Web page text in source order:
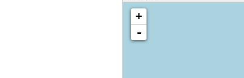
chargement de la carte - veuillez patienter...
+
-